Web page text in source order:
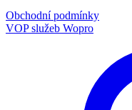
Obchodní podmínky
VOP služeb Wopro